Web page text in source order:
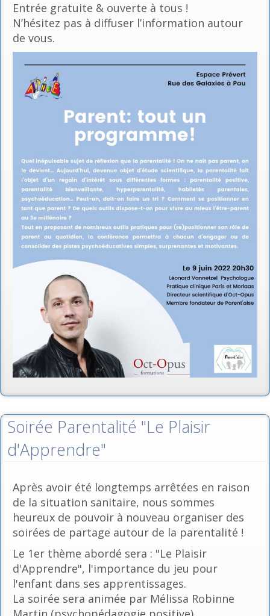
Entrée gratuite & ouverte à tous !
N’hésitez pas à diffuser l’information autour
de vous.
Soirée Parentalité "Le Plaisir
d'Apprendre"
Après avoir été longtemps arrêtées en raison
de la situation sanitaire, nous sommes
heureux de pouvoir à nouveau organiser des
soirées de partage autour de la parentalité !
Le 1er thème abordé sera : "Le Plaisir
d'Apprendre", l'importance du jeu pour
l'enfant dans ses apprentissages.
La soirée sera animée par Mélissa Robinne